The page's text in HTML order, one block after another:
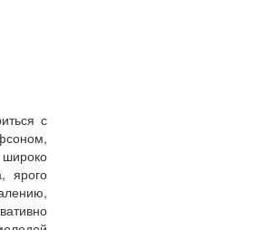
с
ярого